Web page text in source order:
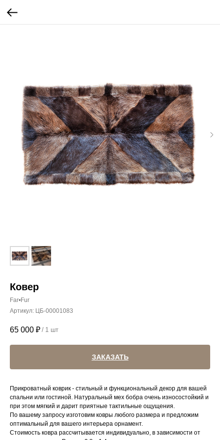
Ковер
Far•Fur
Артикул: ЦБ-00001083
65 000 ₽ / 1 шт
ЗАКАЗАТЬ
Прикроватный коврик - стильный и функциональный декор для вашей
спальни или гостиной. Натуральный мех бобра очень износостойкий и
при этом мягкий и дарит приятные тактильные ощущения.
По вашему запросу изготовим ковры любого размера и предложим
оптимальный для вашего интерьера орнамент.
Стоимость ковра рассчитывается индивидуально, в зависимости от